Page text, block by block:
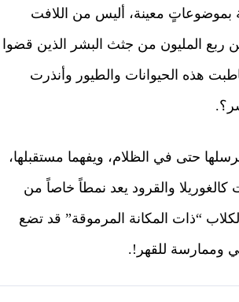
بموضوعاتٍ معينة، أليس من اللافت
ربع المليون من جثث البشر الذين قضوا
2004م)؟!، ترى كيف تخاطبت هذه الحيوانات والطيور وأنذرت
حتى في الظلام، ويفهما مستقبلها،
والقرود يعد نمطاً خاصاً من
“ذات المكانة المرموقة” قد تضع
وممارسة للقهر!.